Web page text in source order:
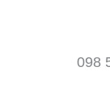
098